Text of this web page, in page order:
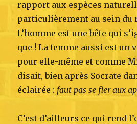
rapport aux espèces
particulièrement au sein du
L’homme est une bête qui
que ! La femme aussi est un
pour elle-même et comme
disait, bien après Socrate
éclairée : faut pas se fier aux
C’est d’ailleurs ce qui rend